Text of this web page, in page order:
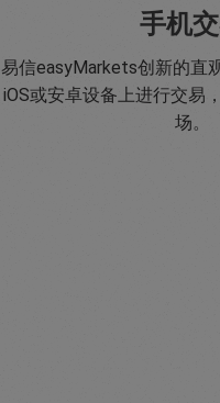
手机
易信easyMarkets创新的直
iOS或安卓设备上进行交易
场。